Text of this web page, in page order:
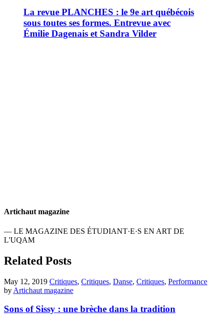
La revue PLANCHES : le 9e art québécois
sous toutes ses formes. Entrevue avec
Émilie Dagenais et Sandra Vilder
Artichaut magazine
— LE MAGAZINE DES ÉTUDIANT·E·S EN ART DE
L'UQAM
Related Posts
May 12, 2019 Critiques, Critiques, Danse, Critiques, Performance
by Artichaut magazine
Sons of Sissy : une brèche dans la tradition